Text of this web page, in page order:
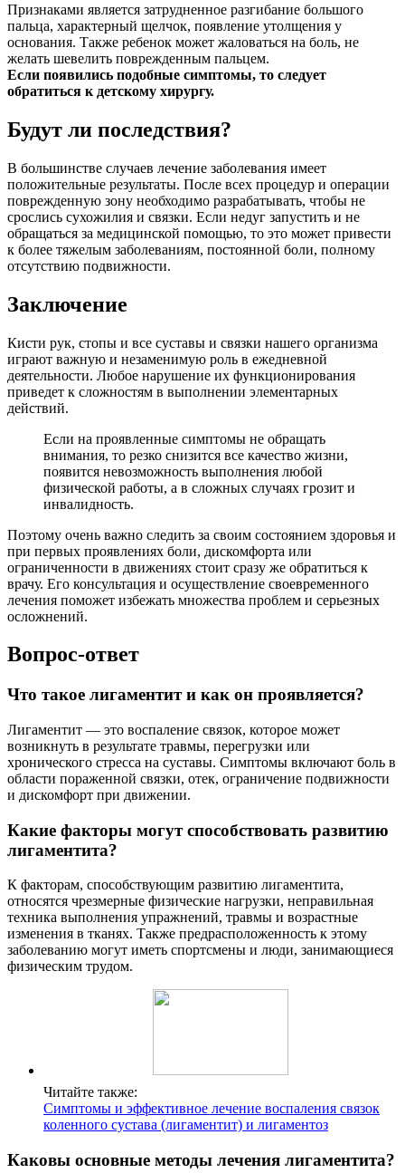
Признаками является затрудненное разгибание большого
пальца, характерный щелчок, появление утолщения у
основания. Также ребенок может жаловаться на боль, не
желать шевелить поврежденным пальцем.
Если появились подобные симптомы, то следует
обратиться к детскому хирургу.
Будут ли последствия?
В большинстве случаев лечение заболевания имеет
положительные результаты. После всех процедур и операции
поврежденную зону необходимо разрабатывать, чтобы не
срослись сухожилия и связки. Если недуг запустить и не
обращаться за медицинской помощью, то это может привести
к более тяжелым заболеваниям, постоянной боли, полному
отсутствию подвижности.
Заключение
Кисти рук, стопы и все суставы и связки нашего организма
играют важную и незаменимую роль в ежедневной
деятельности. Любое нарушение их функционирования
приведет к сложностям в выполнении элементарных
действий.
Если на проявленные симптомы не обращать
внимания, то резко снизится все качество жизни,
появится невозможность выполнения любой
физической работы, а в сложных случаях грозит и
инвалидность.
Поэтому очень важно следить за своим состоянием здоровья и
при первых проявлениях боли, дискомфорта или
ограниченности в движениях стоит сразу же обратиться к
врачу. Его консультация и осуществление своевременного
лечения поможет избежать множества проблем и серьезных
осложнений.
Вопрос-ответ
Что такое лигаментит и как он проявляется?
Лигаментит — это воспаление связок, которое может
возникнуть в результате травмы, перегрузки или
хронического стресса на суставы. Симптомы включают боль в
области пораженной связки, отек, ограничение подвижности
и дискомфорт при движении.
Какие факторы могут способствовать развитию
лигаментита?
К факторам, способствующим развитию лигаментита,
относятся чрезмерные физические нагрузки, неправильная
техника выполнения упражнений, травмы и возрастные
изменения в тканях. Также предрасположенность к этому
заболеванию могут иметь спортсмены и люди, занимающиеся
физическим трудом.
Читайте также:
Симптомы и эффективное лечение воспаления связок
коленного сустава (лигаментит) и лигаментоз
Каковы основные методы лечения лигаментита?